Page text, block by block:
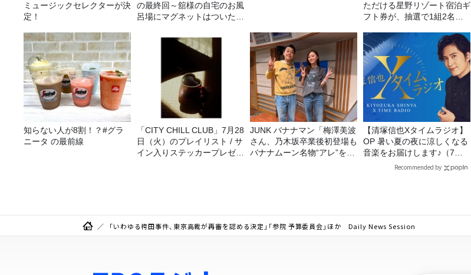
ミュージックセレクターが決
定！
の最終回～舘様の自宅のお風
呂場にマグネットはついたの
ただける星野リゾート宿泊ギ
フト券が、抽選で1組2名様
知らない人が8割！？#グラ
ニータ の最前線
「CITY CHILL CLUB」7月28
日（火）のプレイリスト / サ
イン入りステッカープレゼン
JUNK バナナマン「梅澤美波
さん、乃木坂卒業後初登場も
バナナムーン名物“アレ”を喰
【清塚信也Xタイムラジオ】
OP 暑い夏の夜に涼しくなる
音楽をお届けします♪（7月
31日放送分）Recommended by
「いわゆる袴田事件、東京高裁が再審を認める決定」「参院 予算委員会」ほか Daily News Session